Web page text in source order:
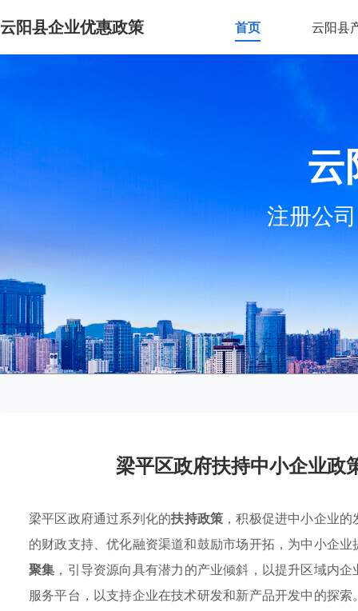
云阳县企业优惠政策 首页 云阳县
云
注册公
梁平区政府扶持中小企业政
梁平区政府通过系列化的扶持政策 ，积极促进中小企业
的财政支持、优化融资渠道和鼓励市场开拓，为中小企
聚集 ，引导资源向具有潜力的产业倾斜，以提升区域内
服务平台，以支持企业在技术研发和新产品开发中的探